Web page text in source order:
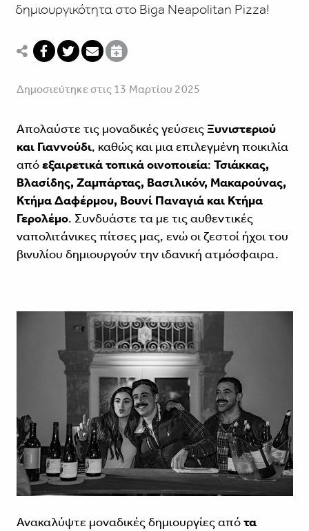
δημιουργικότητα στο Biga Neapolitan Pizza!
Δημοσιεύτηκε στις 13 Μαρτίου 2025
Απολαύστε τις μοναδικές γεύσεις Ξυνιστεριού
και Γιαννούδι, καθώς και μια επιλεγμένη ποικιλία
απόεξαιρετικά τοπικά οινοποιεία: Τσιάκκας,
Βλασίδης, Ζαμπάρτας, Βασιλικόν, Μακαρούνας,
Κτήμα Δαφέρμου, Βουνί Παναγιά και Κτήμα
Γερολέμο. Συνδυάστε τα με τις αυθεντικές
ναπολιτάνικες πίτσες μας, ενώ οι ζεστοί ήχοι του
βινυλίου δημιουργούν την ιδανική ατμόσφαιρα.
Ανακαλύψτε μοναδικές δημιουργίες απότα